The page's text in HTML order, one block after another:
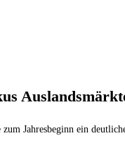
Jahresbeginn ein